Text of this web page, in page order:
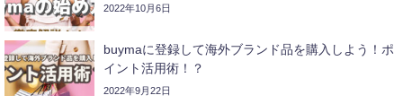
2022年10月6日
buymaに登録して海外ブランド品を購入しよう！ポ
イント活用術！？
2022年9月22日